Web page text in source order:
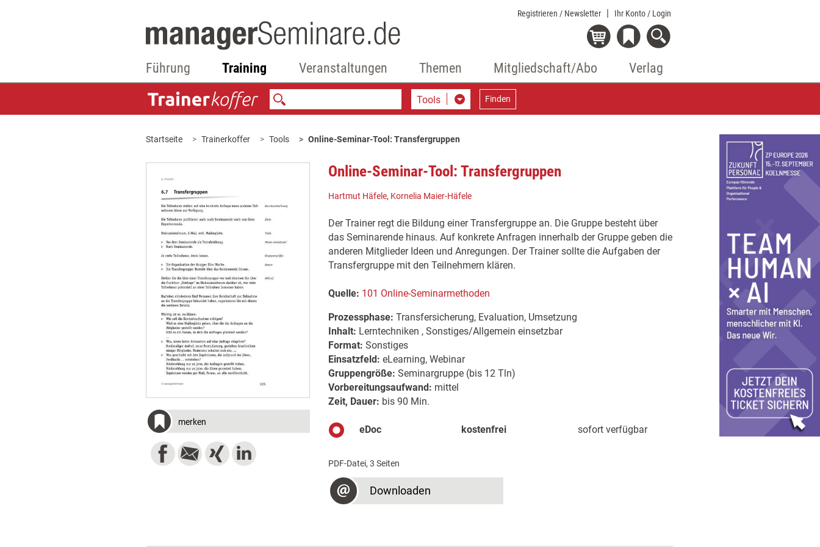
Registrieren / Newsletter Ihr Konto / Login
Führung Training Veranstaltungen Themen Mitgliedschaft/Abo Verlag
Tools Finden
Startseite Trainerkoffer Tools Online-Seminar-Tool: Transfergruppen
merken
Online-Seminar-Tool: Transfergruppen
Hartmut Häfele, Kornelia Maier-Häfele
Der Trainer regt die Bildung einer Transfergruppe an. Die Gruppe besteht über
das Seminarende hinaus. Auf konkrete Anfragen innerhalb der Gruppe geben die
anderen Mitglieder Ideen und Anregungen. Der Trainer sollte die Aufgaben der
Transfergruppe mit den Teilnehmern klären.
Quelle: 101 Online-Seminarmethoden
Prozessphase: Transfersicherung, Evaluation, Umsetzung
Inhalt: Lerntechniken , Sonstiges/Allgemein einsetzbar
Format: Sonstiges
Einsatzfeld: eLearning, Webinar
Gruppengröße: Seminargruppe (bis 12 Tln)
Vorbereitungsaufwand: mittel
Zeit, Dauer: bis 90 Min.
eDoc kostenfrei sofort verfügbar
PDF-Datei, 3 Seiten
Downloaden